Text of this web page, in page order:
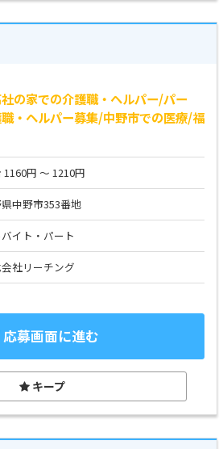
の家での介護職・ヘルパー/パー
・ヘルパー募集/中野市での医療/福
1160円 ～ 1210円
中野市353番地
イト・パート
社リーチング
応募画面に進む
キープ